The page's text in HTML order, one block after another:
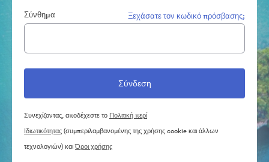
Σύνθημα Ξεχάσατε τον κωδικό πρόσβασης;
Συνεχίζοντας, αποδέχεστε το Πολιτική περί
Ιδιωτικότητας(συμπεριλαμβανομένης της χρήσης cookie και άλλων
τεχνολογιών) καιΌροι χρήσης